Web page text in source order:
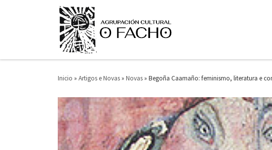
Saltar ao contido
Inicio » Artigos e Novas » Novas » Begoña Caamaño: feminismo, literatura e